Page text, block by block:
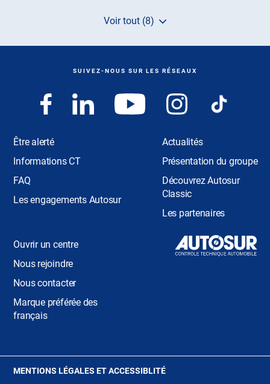
Voir tout (8)
de
de
de
SUIVEZ-NOUS SUR LES RÉSEAUX
Être alerté
Informations CT
FAQ
Les engagements Autosur
Actualités
Présentation du groupe
Découvrez Autosur
Classic
Les partenaires
Ouvrir un centre
Nous rejoindre
Nous contacter
Marque préférée des
français
MENTIONS LÉGALES ET ACCESSIBLITÉ(OUVRE